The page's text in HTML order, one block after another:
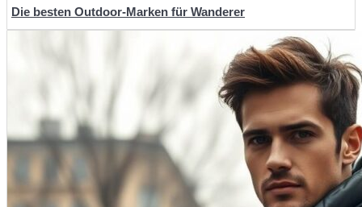
Die besten Outdoor-Marken für Wanderer